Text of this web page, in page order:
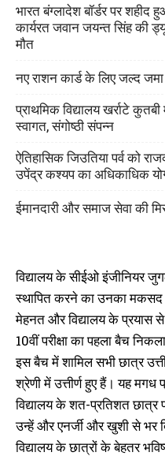
भारत बंग्लादेश बॉर्डर पर
कार्यरत जवान जयन्त सिंह की
मौत
नए राशन कार्ड के लिए जल्द
प्राथमिक विद्यालय खर्राटे
स्वागत, संगोष्ठी संपन्न
ऐतिहासिक जिउतिया पर्व को
उपेंद्र कश्यप का अधिकाधिक
ईमानदारी और समाज सेवा की
विद्यालय के सीईओ इंजीनियर
स्थापित करने का उनका मकसद
मेहनत और विद्यालय के
10वीं परीक्षा का पहला बैच
इस बैच में शामिल सभी छात्र
श्रेणी में उत्तीर्ण हुए हैं। यह मगध
विद्यालय के शत-प्रतिशत छात्र
उन्हें और एनर्जी और खुशी से भर
विद्यालय के छात्रों के बेहतर